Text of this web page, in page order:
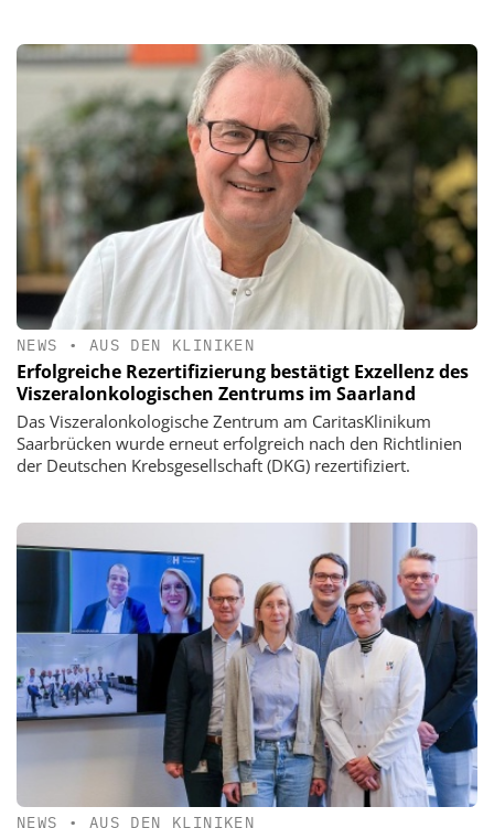
NEWS • AUS DEN KLINIKEN
Erfolgreiche Rezertifizierung bestätigt Exzellenz des
Viszeralonkologischen Zentrums im Saarland
Das Viszeralonkologische Zentrum am CaritasKlinikum
Saarbrücken wurde erneut erfolgreich nach den Richtlinien
der Deutschen Krebsgesellschaft (DKG) rezertifiziert.
NEWS • AUS DEN KLINIKEN